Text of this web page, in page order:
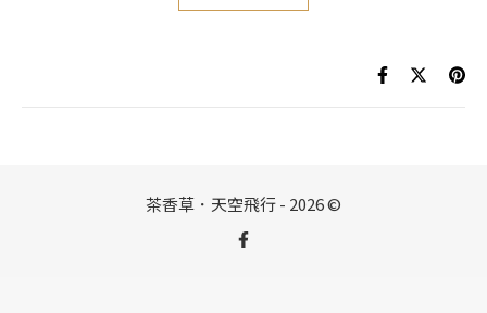
茶香草．天空飛行 - 2026 ©